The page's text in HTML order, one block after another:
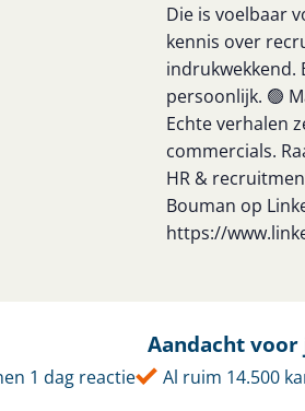
Die is voelbaar
kennis over
indrukwekkend.
persoonlijk. 🟢
Echte verhalen
commercials.
HR &
Bouman op
https://
Aandacht voor
1 dag reactie Al ruim 14.500